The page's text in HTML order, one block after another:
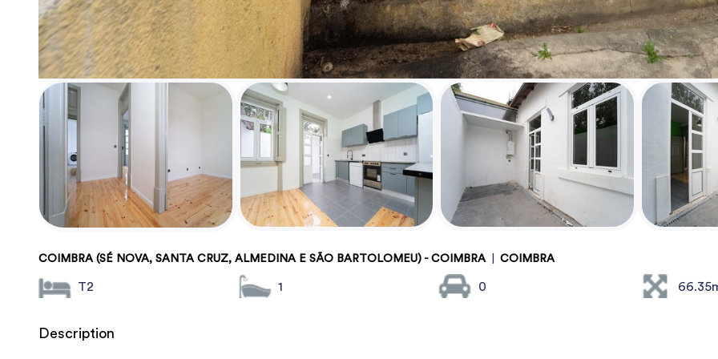
COIMBRA (SÉ NOVA, SANTA CRUZ, ALMEDINA E SÃO BARTOLOMEU) - COIMBRA COIMBRA
T2 1 0
Description